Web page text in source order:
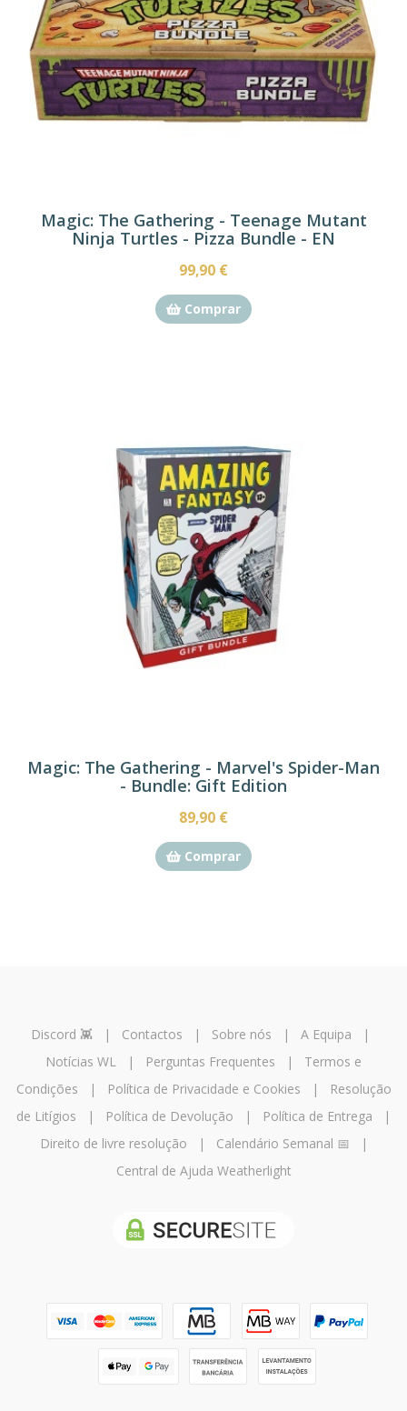
Magic: The Gathering - Teenage Mutant
Ninja Turtles - Pizza Bundle - EN
99,90 €
Comprar
Magic: The Gathering - Marvel's Spider-Man
- Bundle: Gift Edition
89,90 €
Comprar
Discord 👾 | Contactos | Sobre nós | A Equipa |
Notícias WL | Perguntas Frequentes | Termos e
Condições | Política de Privacidade e Cookies |
Resolução
de Litígios | Política de Devolução | Política de Entrega |
Direito de livre resolução | Calendário Semanal 📅 |
Central de Ajuda Weatherlight